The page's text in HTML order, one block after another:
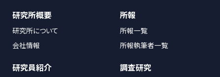
研究所概要
研究所について
会社情報
研究員紹介
所報
所報一覧
所報執筆者一覧
調査研究